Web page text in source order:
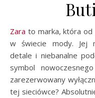
Zara to marka, która od
w świecie mody. Jej
detale i niebanalne
symbol
zarezerwowany
tej sieciówce?